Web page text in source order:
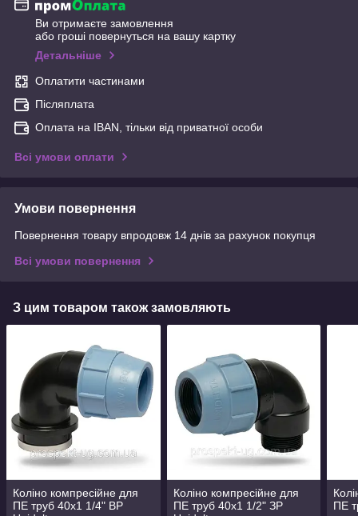
Ви отримаєте замовлення
або гроші повернуться на вашу картку
Детальніше
Оплатити частинами
Післяплата
Оплата на IBAN, тільки від приватної особи
Всі умови оплати
Умови повернення
Повернення товару впродовж 14 днів за рахунок покупця
Всі умови повернення
З цим товаром також замовляють
Коліно компресійне для
ПЕ труб 40х1 1/4" ВР
Коліно компресійне для
ПЕ труб 40х1 1/2" ЗР
ПЕ